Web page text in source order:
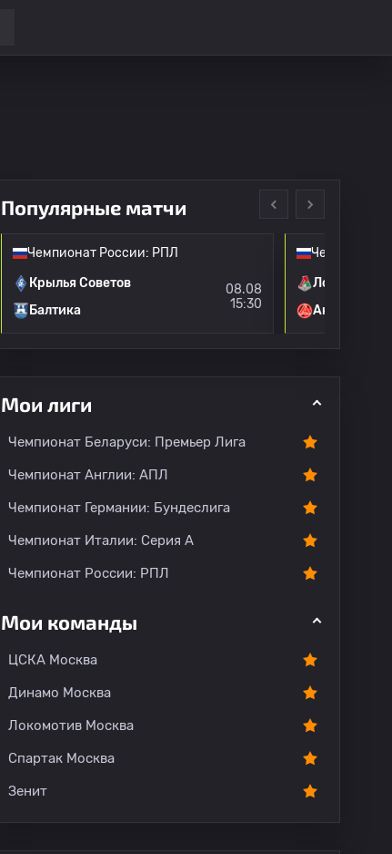
Популярные матчи
Чемпионат России: РПЛ
Крылья Советов
Балтика
08.08
15:30
Чемпионат
Локомотив
Акрон
Мои лиги
Чемпионат Беларуси: Премьер Лига
Чемпионат Англии: АПЛ
Чемпионат Германии: Бундеслига
Чемпионат Италии: Серия А
Чемпионат России: РПЛ
Мои команды
ЦСКА Москва
Динамо Москва
Локомотив Москва
Спартак Москва
Зенит